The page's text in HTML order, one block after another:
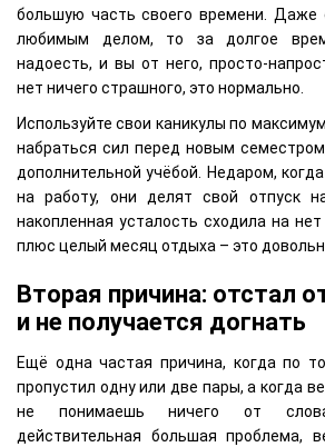
большую часть своего времени. Даже
любимым делом, то за долгое
надоесть, и вы от него, просто-
нет ничего страшного, это нормально.
Используйте свои каникулы по
набраться сил перед новым
дополнительной учёбой. Недаром,
на работу, они делят свой отпуск
накопленная усталость сходила на
плюс целый месяц отдыха – это
Вторая причина: отстал
и не получается догнать
Ещё одна частая причина, когда по
пропустил одну или две пары, а когда
не понимаешь ничего от
действительная большая проблема,